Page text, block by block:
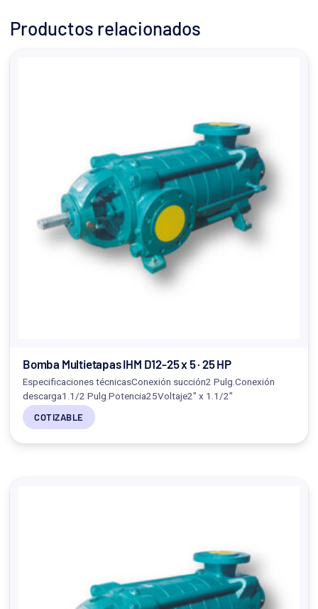
Productos relacionados
Bomba Multietapas IHM D12-25 x 5 · 25 HP
Especificaciones técnicasConexión succión2 Pulg.Conexión
descarga1.1/2 Pulg.Potencia25Voltaje2" x 1.1/2"
COTIZABLE